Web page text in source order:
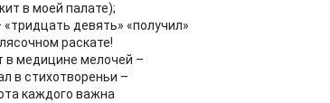
в моей палате);
«тридцать девять» «получил»
раскате!
в медицине мелочей –
в стихотвореньи –
каждого важна